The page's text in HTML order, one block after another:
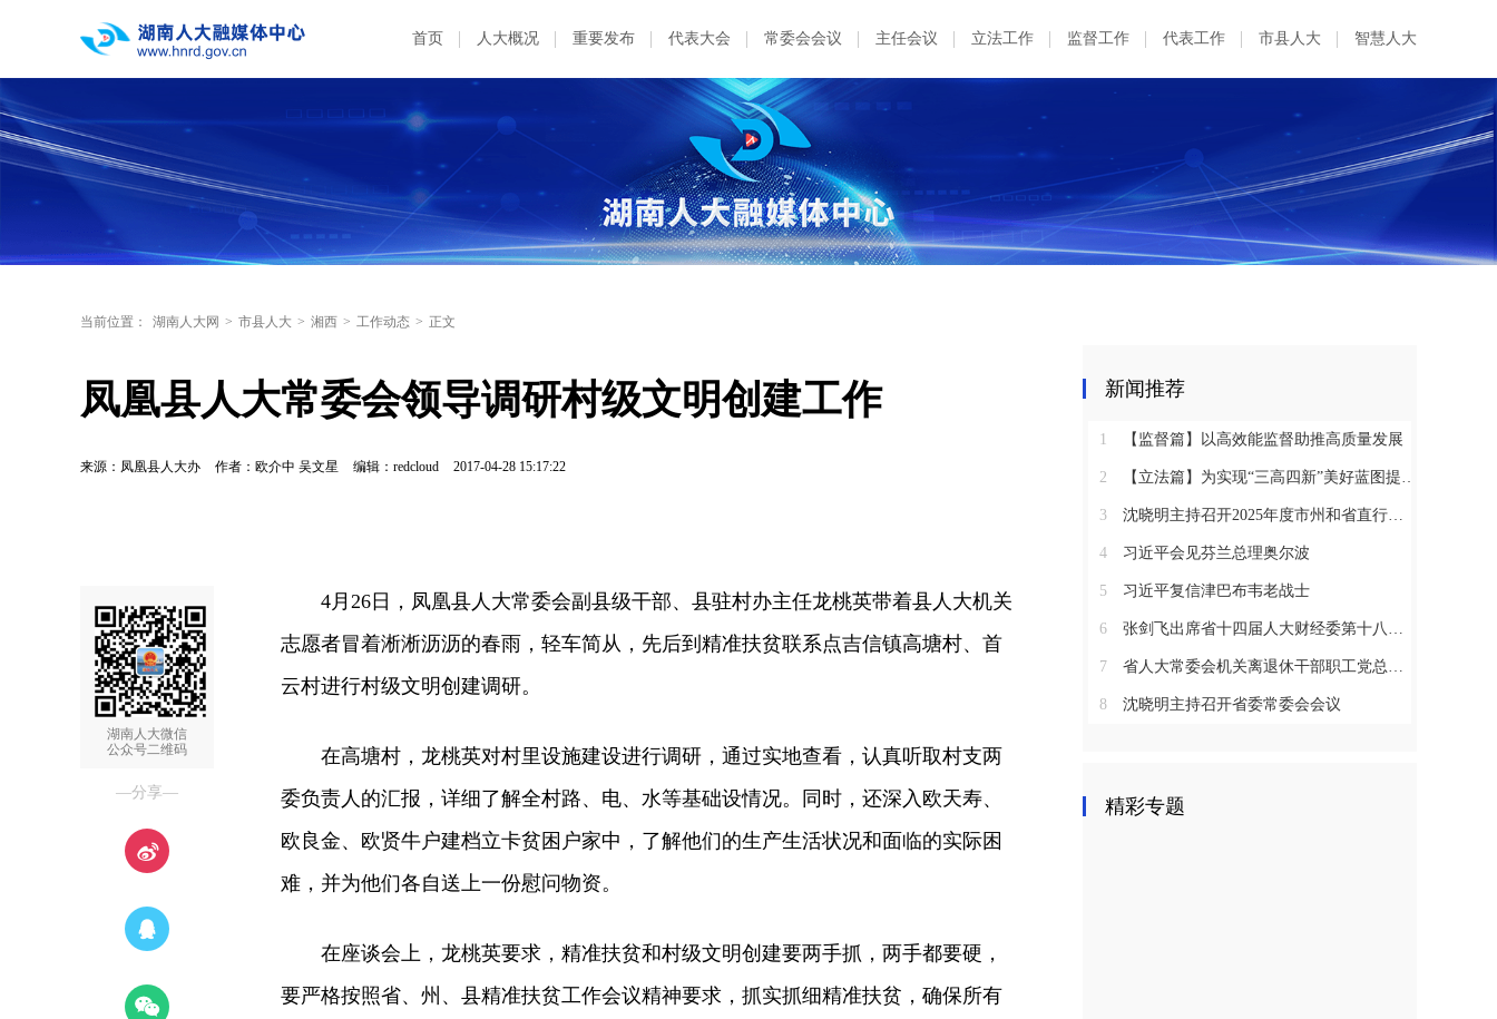
首页 人大概况 重要发布 代表大会 常委会会议 主任会议 立法工作 监督工作 代表工作 市县人大 智慧人大
当前位置： 湖南人大网 > 市县人大 > 湘西 > 工作动态 > 正文
凤凰县人大常委会领导调研村级文明创建工作
来源：凤凰县人大办 作者：欧介中 吴文星 编辑：redcloud 2017-04-28 15:17:22
湖南人大微信
公众号二维码
—分享—
4月26日，凤凰县人大常委会副县级干部、县驻村办主任龙桃英带着县人大机关
志愿者冒着淅淅沥沥的春雨，轻车简从，先后到精准扶贫联系点吉信镇高塘村、首
云村进行村级文明创建调研。
在高塘村，龙桃英对村里设施建设进行调研，通过实地查看，认真听取村支两
委负责人的汇报，详细了解全村路、电、水等基础设情况。同时，还深入欧天寿、
欧良金、欧贤牛户建档立卡贫困户家中，了解他们的生产生活状况和面临的实际困
难，并为他们各自送上一份慰问物资。
在座谈会上，龙桃英要求，精准扶贫和村级文明创建要两手抓，两手都要硬，
要严格按照省、州、县精准扶贫工作会议精神要求，抓实抓细精准扶贫，确保所有
新闻推荐
1 【监督篇】以高效能监督助推高质量发展
2 【立法篇】为实现“三高四新”美好蓝图提供坚实法治保障
3 沈晓明主持召开2025年度市州和省直行业系统党（工）委书记抓基层党建工作述职评议会议
4 习近平会见芬兰总理奥尔波
5 习近平复信津巴布韦老战士
6 张剑飞出席省十四届人大财经委第十八次全体会议
7 省人大常委会机关离退休干部职工党总支召开2025年度总结表彰大会
8 沈晓明主持召开省委常委会会议
精彩专题